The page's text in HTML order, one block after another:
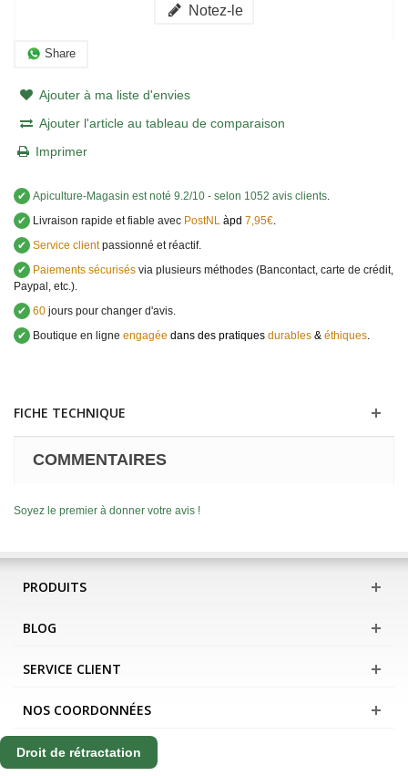
Notez-le
Share
Ajouter à ma liste d'envies
Ajouter l'article au tableau de comparaison
Imprimer
✔ Apiculture-Magasin est noté 9.2/10 - selon 1052 avis clients
✔
Livraison rapide et fiable avec PostNL àpd 7,95€
✔ Service clientpassionné et réactif.
✔
Paiements sécurisés via plusieurs méthodes (Bancontact, carte de crédit,
Paypal, etc.).
✔ 60 jours pour changer d'avis.
✔
Boutique en ligne engagée dans des pratiques durables & éthiques
FICHE TECHNIQUE
COMMENTAIRES
Soyez le premier à donner votre avis !
PRODUITS
BLOG
SERVICE CLIENT
NOS COORDONNÉES
Droit de rétractation